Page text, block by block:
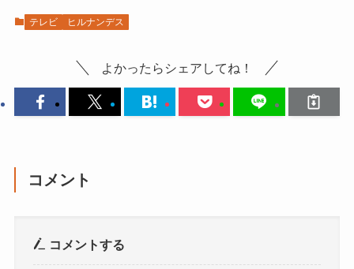
テレビ ヒルナンデス
よかったらシェアしてね！
コメント
コメントする